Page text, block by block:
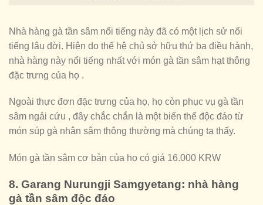
Nhà hàng gà tần sâm nổi tiếng này đã có một lịch sử nổi
tiếng lâu đời. Hiện do thế hệ chủ sở hữu thứ ba điều hành,
nhà hàng này nổi tiếng nhất với món gà tần sâm hạt thông
đặc trưng của họ .
Ngoài thực đơn đặc trưng của họ, họ còn phục vụ gà tần
sâm ngải cứu , đây chắc chắn là một biến thể độc đáo từ
món súp gà nhân sâm thông thường mà chúng ta thấy.
Món gà tần sâm cơ bản của họ có giá 16.000 KRW
8. Garang Nurungji Samgyetang: nhà hàng
gà tần sâm độc đáo